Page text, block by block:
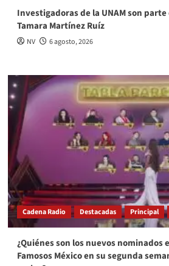
Investigadoras de la UNAM son
Tamara Martínez Ruíz
NV 6 agosto, 2026
Cadena Radio Destacadas Principal
¿Quiénes son los nuevos nominados
Famosos México en su segunda